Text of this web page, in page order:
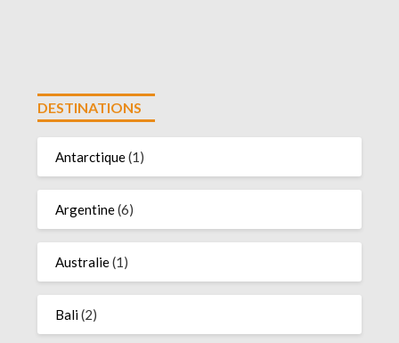
DESTINATIONS
Antarctique(1)
Argentine(6)
Australie(1)
Bali(2)